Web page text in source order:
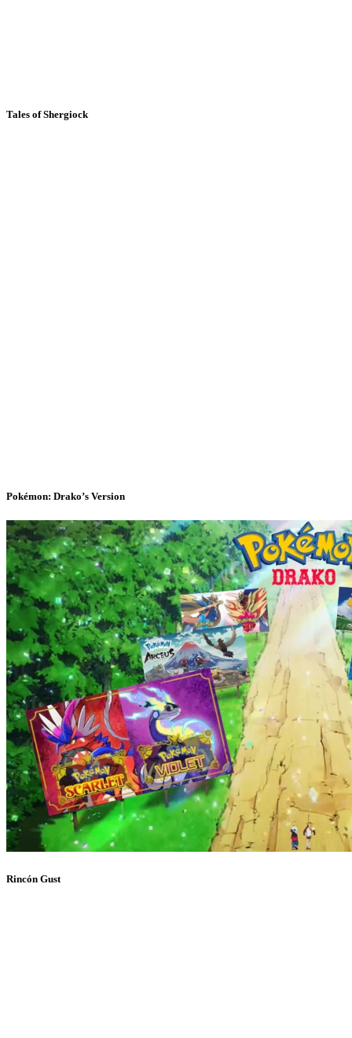
Tales of Shergiock
Pokémon: Drako’s Version
Rincón Gust